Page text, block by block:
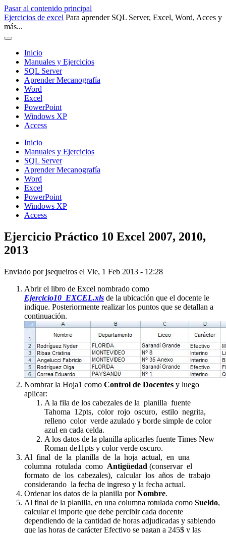
Pasar al contenido principal
Ejercicios de excel Para aprender SQL Server, Excel, Word, Acces y
más...
Inicio
Manuales y Ejercicios
SQL Server
Aprender Mecanografía
Word
Excel
PowerPoint
Windows XP
Access
Inicio
Manuales y Ejercicios
SQL Server
Aprender Mecanografía
Word
Excel
PowerPoint
Windows XP
Access
Ejercicio Práctico 10 Excel 2007, 2010,
2013
Enviado porjsequeiros el Vie, 1 Feb 2013 - 12:28
Abrir el libro de Excel nombrado como
Ejercicio10_EXCEL.xls de la ubicación que el docente le
indique. Posteriormente realizar los puntos que se detallan a
continuación.
Nombrar la Hoja1 como Control de Docentes y luego
aplicar:
A la fila de los cabezales de la planilla fuente
Tahoma 12pts, color rojo oscuro, estilo negrita,
relleno color verde azulado y borde simple de color
azul en cada celda.
A los datos de la planilla aplicarles fuente Times New
Roman de11pts y color verde oscuro.
Al final de la planilla de la hoja actual, en una
columna rotulada como Antigüedad (conservar el
formato de los cabezales), calcular los años de trabajo
considerando la fecha de ingreso y la fecha actual.
Ordenar los datos de la planilla porNombre.
Al final de la planilla, en una columna rotulada como Sueldo,
calcular el importe que debe percibir cada docente
dependiendo de la cantidad de horas adjudicadas y sabiendo
que las horas de carácter Efectivo se pagan a 245$ y las